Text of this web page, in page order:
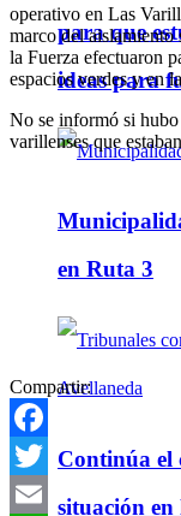
para que
ideas para
en Ruta 3
Continúa el
situación
operativo en Las
marco del
la Fuerza efectuaron
espacios verdes y en
No se informó si
varillenses que
Compartir:
Facebook
Twitter